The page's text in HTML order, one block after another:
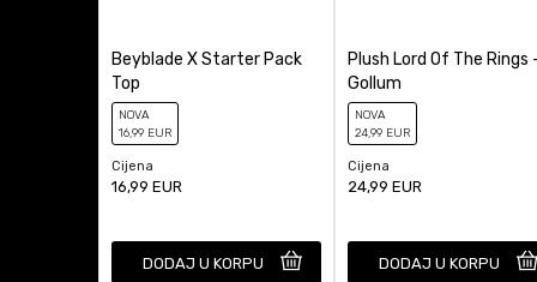
Beyblade X Starter Pack
Top
NOVA
16,99 EUR
Cijena
16,99 EUR
DODAJ U KORPU
Plush Lord Of The Rings
Gollum
NOVA
24,99 EUR
Cijena
24,99 EUR
DODAJ U KORPU